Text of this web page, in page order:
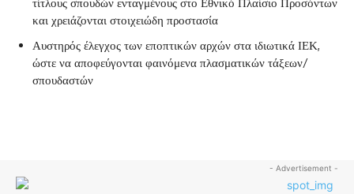
τίτλους σπουδών ενταγμένους στο Εθνικό Πλαίσιο Προσόντων
και χρειάζονται στοιχειώδη προστασία
Αυστηρός έλεγχος των εποπτικών αρχών στα ιδιωτικά ΙΕΚ,
ώστε να αποφεύγονται φαινόμενα πλασματικών τάξεων/
σπουδαστών
- Advertisement -